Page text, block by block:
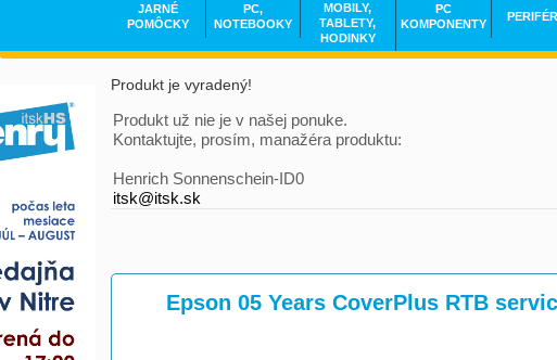
Produkt je vyradený!
Produkt už nie je v našej ponuke.
Kontaktujte, prosím, manažéra produktu:
Henrich Sonnenschein-ID0
itsk@itsk.sk
Epson 05 Years CoverPlus RTB
JARNÉ
POMÔCKY
PC,
NOTEBOOKY
MOBILY,
TABLETY,
HODINKY
PC
KOMPONENTY